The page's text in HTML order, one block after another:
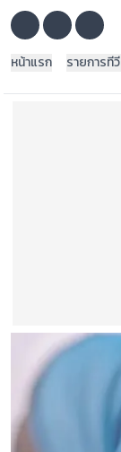
หน้าแรก
รายการทีวี